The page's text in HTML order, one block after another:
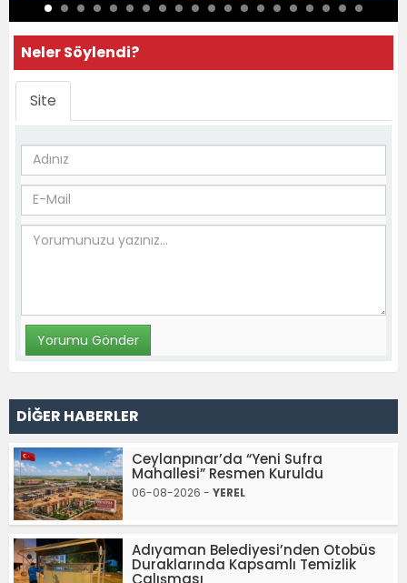
Neler Söylendi?
Site
DİĞER HABERLER
Ceylanpınar’da “Yeni Sufra
Mahallesi” Resmen Kuruldu
06-08-2026 - YEREL
Adıyaman Belediyesi’nden Otobüs
Duraklarında Kapsamlı Temizlik
Çalışması